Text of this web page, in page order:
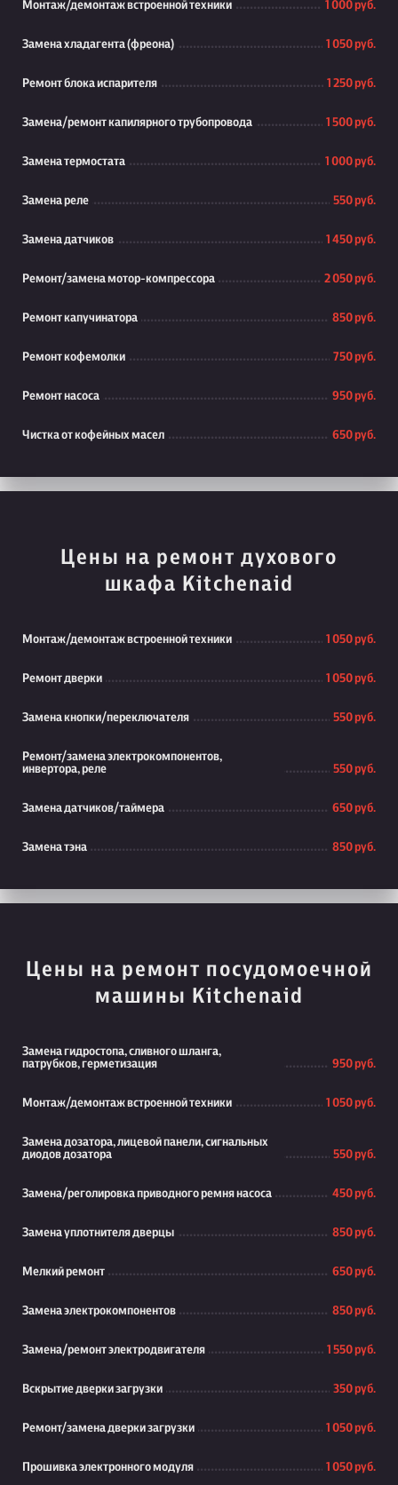
Монтаж/демонтаж встроенной техники 1 000 руб.
Замена хладагента (фреона) 1 050 руб.
Ремонт блока испарителя 1 250 руб.
Замена/ремонт капилярного трубопровода 1 500 руб.
Замена термостата 1 000 руб.
Замена реле 550 руб.
Замена датчиков 1 450 руб.
Ремонт/замена мотор-компрессора 2 050 руб.
Ремонт капучинатора 850 руб.
Ремонт кофемолки 750 руб.
Ремонт насоса 950 руб.
Чистка от кофейных масел 650 руб.
Цены на ремонт духового
шкафа Kitchenaid
Монтаж/демонтаж встроенной техники 1 050 руб.
Ремонт дверки 1 050 руб.
Замена кнопки/переключателя 550 руб.
Ремонт/замена электрокомпонентов,
инвертора, реле
550 руб.
Замена датчиков/таймера 650 руб.
Замена тэна 850 руб.
Цены на ремонт посудомоечной
машины Kitchenaid
Замена гидростопа, сливного шланга,
патрубков, герметизация
950 руб.
Монтаж/демонтаж встроенной техники 1 050 руб.
Замена дозатора, лицевой панели, сигнальных
диодов дозатора
550 руб.
Замена/реголировка приводного ремня насоса 450 руб.
Замена уплотнителя дверцы 850 руб.
Мелкий ремонт 650 руб.
Замена электрокомпонентов 850 руб.
Замена/ремонт электродвигателя 1 550 руб.
Вскрытие дверки загрузки 350 руб.
Ремонт/замена дверки загрузки 1 050 руб.
Прошивка электронного модуля 1 050 руб.